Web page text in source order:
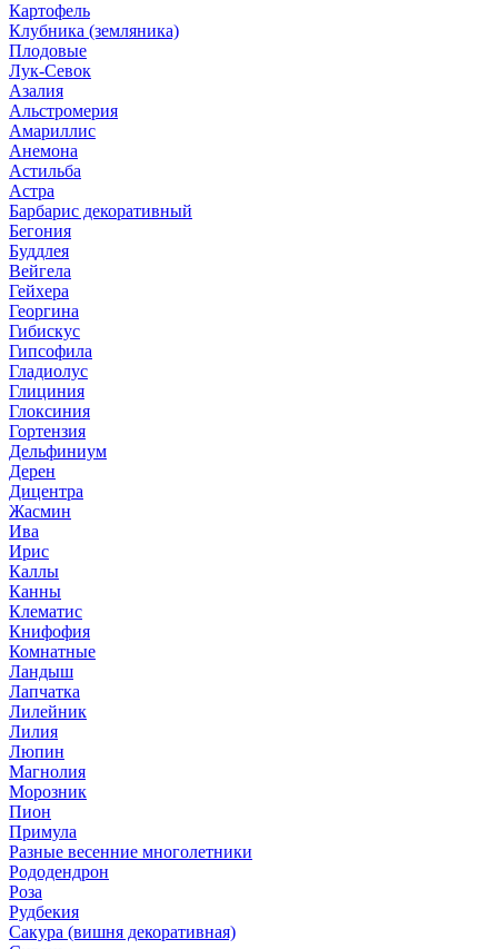
Картофель
Клубника (земляника)
Плодовые
Лук-Севок
Азалия
Альстромерия
Амариллис
Анемона
Астильба
Астра
Барбарис декоративный
Бегония
Буддлея
Вейгела
Гейхера
Георгина
Гибискус
Гипсофила
Гладиолус
Глициния
Глоксиния
Гортензия
Дельфиниум
Дерен
Дицентра
Жасмин
Ива
Ирис
Каллы
Канны
Клематис
Книфофия
Комнатные
Ландыш
Лапчатка
Лилейник
Лилия
Люпин
Магнолия
Морозник
Пион
Примула
Разные весенние многолетники
Рододендрон
Роза
Рудбекия
Сакура (вишня декоративная)